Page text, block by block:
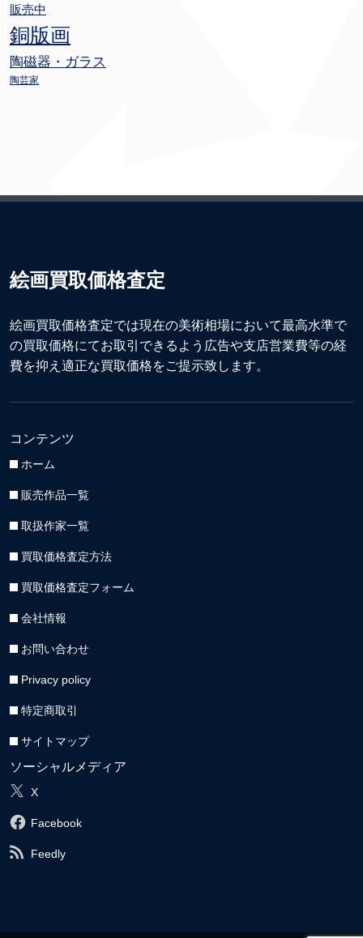
販売中
銅版画
陶磁器・ガラス
陶芸家
絵画買取価格査定
絵画買取価格査定では現在の美術相場において最高水準で
の買取価格にてお取引できるよう広告や支店営業費等の経
費を抑え適正な買取価格をご提示致します。
コンテンツ
ホーム
販売作品一覧
取扱作家一覧
買取価格査定方法
買取価格査定フォーム
会社情報
お問い合わせ
Privacy policy
特定商取引
サイトマップ
ソーシャルメディア
X
Facebook
Feedly